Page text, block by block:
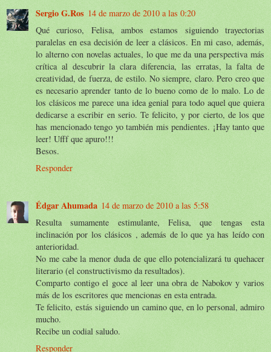
Sergio G.Ros 14 de marzo de 2010 a las 0:20
Qué curioso, Felisa, ambos estamos siguiendo trayectorias
paralelas en esa decisión de leer a clásicos. En mi caso, además,
lo alterno con novelas actuales, lo que me da una perspectiva más
crítica al descubrir la clara diferencia, las erratas, la falta de
creatividad, de fuerza, de estilo. No siempre, claro. Pero creo que
es necesario aprender tanto de lo bueno como de lo malo. Lo de
los clásicos me parece una idea genial para todo aquel que quiera
dedicarse a escribir en serio. Te felicito, y por cierto, de los que
has mencionado tengo yo también mis pendientes. ¡Hay tanto que
leer! Ufff que apuro!!!
Besos.
Responder
Édgar Ahumada 14 de marzo de 2010 a las 5:58
Resulta sumamente estimulante, Felisa, que tengas esta
inclinación por los clásicos , además de lo que ya has leído con
anterioridad.
No me cabe la menor duda de que ello potencializará tu quehacer
literario (el constructivismo da resultados).
Comparto contigo el goce al leer una obra de Nabokov y varios
más de los escritores que mencionas en esta entrada.
Te felicito, estás siguiendo un camino que, en lo personal, admiro
mucho.
Recibe un codial saludo.
Responder